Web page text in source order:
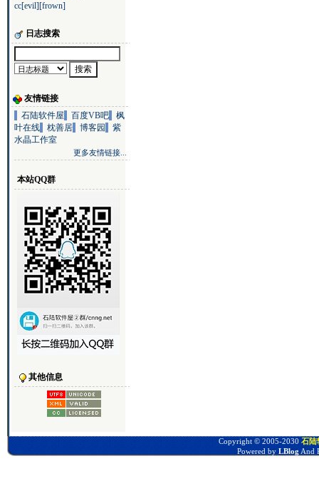
cc[evil][frown]
日志搜索
友情链接
石陆软件屋
百度VB吧
枫
叶在线
枕善居 博客园
紫
水晶工作室
更多友情链接...
本站QQ群
其他信息
Copyright © 2005-2030 石陆
Powered by LBlog And